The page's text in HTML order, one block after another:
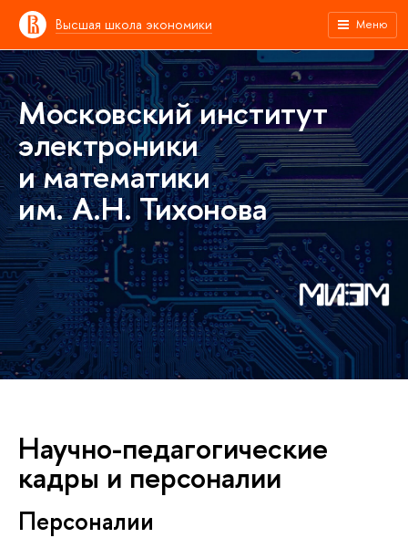
Высшая школа экономики Меню
Московский институт
электроники
и математики
им. А.Н. Тихонова
Научно-педагогические
кадры и персоналии
Персоналии